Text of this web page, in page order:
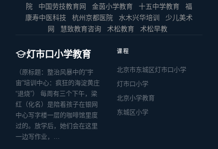
院
中国劳技教育网 金茵小学教育 十五中学教育
福
康寿中医科技
杭州京都医院 水木兴华培训
少儿美术
网
慧致教育咨询 术松教育 术松早教
灯市口小学教育
（原标题：整治风暴中的“宇
宙”培训中心：疯狂的海淀黄庄
“退烧”） 每周有三个下午，梁
红（化名）是陪着孩子在银网
中心写字楼一层的咖啡馆里度
过的。放学后，她们会在这里
一边写作业，…
课程
北京市东城区灯市口小学
灯市口小学
北京小学教育
东城区小学